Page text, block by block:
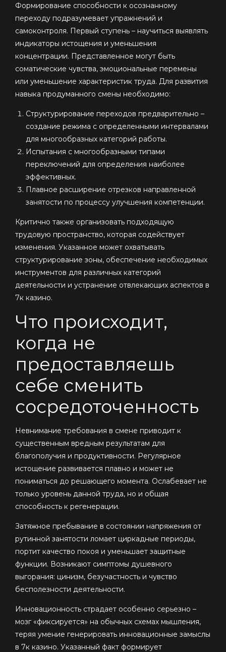
Формирование способности к осознанному
переходу подразумевает упражнений и
самоконтроля. Первый ступень – научиться выявлять
индикаторы истощения и уменьшения
концентрации. Представленное могут быть
соматические чувства, эмоциональные перемены
или уменьшение характеристик труда. Для развития
навыка продуманного смены необходимо:
Структурирование переходов предварительно –
создание режима с определенными интервалами
для многообразных категорий работы.
Испытания с многообразными типами
переключений для определения наиболее
эффективных.
Плавное расширение отрезков направленной
занятости по процессу улучшения компетенции.
Критично также организовать подходящую
трудовую пространство, которая содействует
изменения. Указанное может охватывать
структурирование зоны, обеспечение необходимых
инструментов для различных категорий
деятельности и устранение отвлекающих аспектов в
7к казино.
Что происходит,
когда не
предоставляешь
себе сменить
сосредоточенность
Невнимание требования в смене приводит к
существенным вредным результатам для
благополучия и продуктивности. Регулярное
истощение развивается плавно и может не
пониматься до решающего момента. Ослабевает не
только уровень данной труда, но и общая
способность к регенерации.
Затяжное пребывание в состоянии напряжения от
рутинной занятости ломает циркадные периоды,
портит качество покоя и уменьшает защитные
функции. Возникают симптомы душевного
выгорания: цинизм, безучастность и чувство
бесполезности деятельности.
Инновационность страдает особенно серьезно –
мозг «фиксируется» на обычных схемах мышления,
теряя умение генерировать инновационные замыслы
в 7к казино. Указанный факт формирует